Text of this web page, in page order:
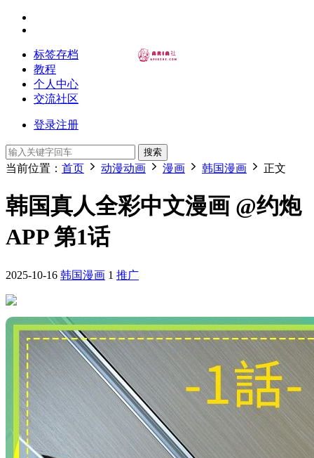
标签存档
教程
个人中心
交流社区
登录注册
搜索
当前位置： 首页 动漫动画 漫画 韩国漫画 正文
韩国真人全彩中文漫画 @约炮
APP 第1话
2025-10-16 韩国漫画 1 推广